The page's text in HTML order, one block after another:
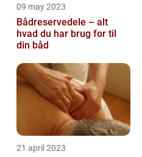
09 may 2023
Bådreservedele – alt
hvad du har brug for til
din båd
21 april 2023